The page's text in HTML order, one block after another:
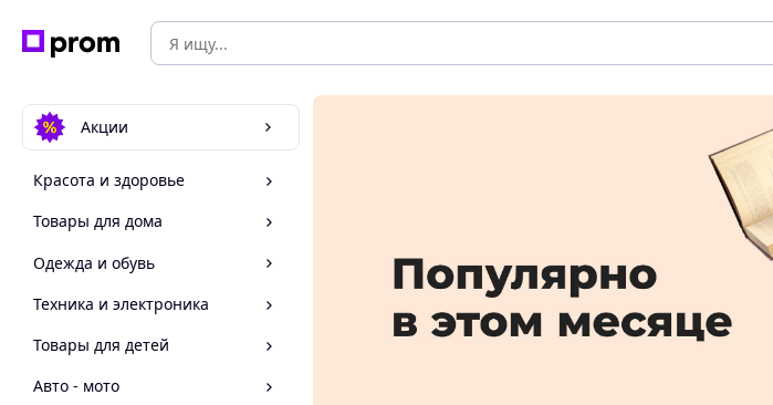
Акции
Красота и здоровье
Товары для дома
Одежда и обувь
Техника и электроника
Товары для детей
Авто - мото